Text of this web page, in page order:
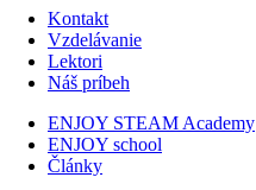
Kontakt
Vzdelávanie
Lektori
Náš príbeh
ENJOY STEAM Academy
ENJOY school
Články